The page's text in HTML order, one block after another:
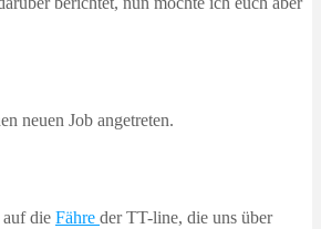
neuen Job angetreten.
die Fähre der TT-line, die uns über